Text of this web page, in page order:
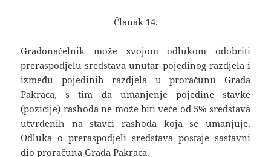
Članak 14.
Gradonačelnik može svojom odlukom odobriti
preraspodjelu sredstava unutar pojedinog razdjela i
između pojedinih razdjela u proračunu Grada
Pakraca, s tim da umanjenje pojedine stavke
(pozicije) rashoda ne može biti veće od 5% sredstava
utvrđenih na stavci rashoda koja se umanjuje.
Odluka o preraspodjeli sredstava postaje sastavni
dio proračuna Grada Pakraca.